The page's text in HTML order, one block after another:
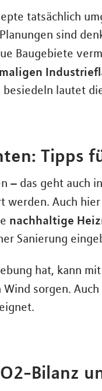
tatsächlich
sind
Baugebiete
lautet
Tipps
– das geht auch
werden. Auch
nachhaltige
Sanierung
hat, kann mit
sorgen. Auch
Bilanz